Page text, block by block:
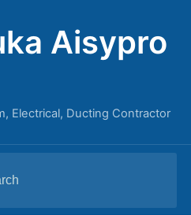
Aisypro
Electrical, Ducting Contractor